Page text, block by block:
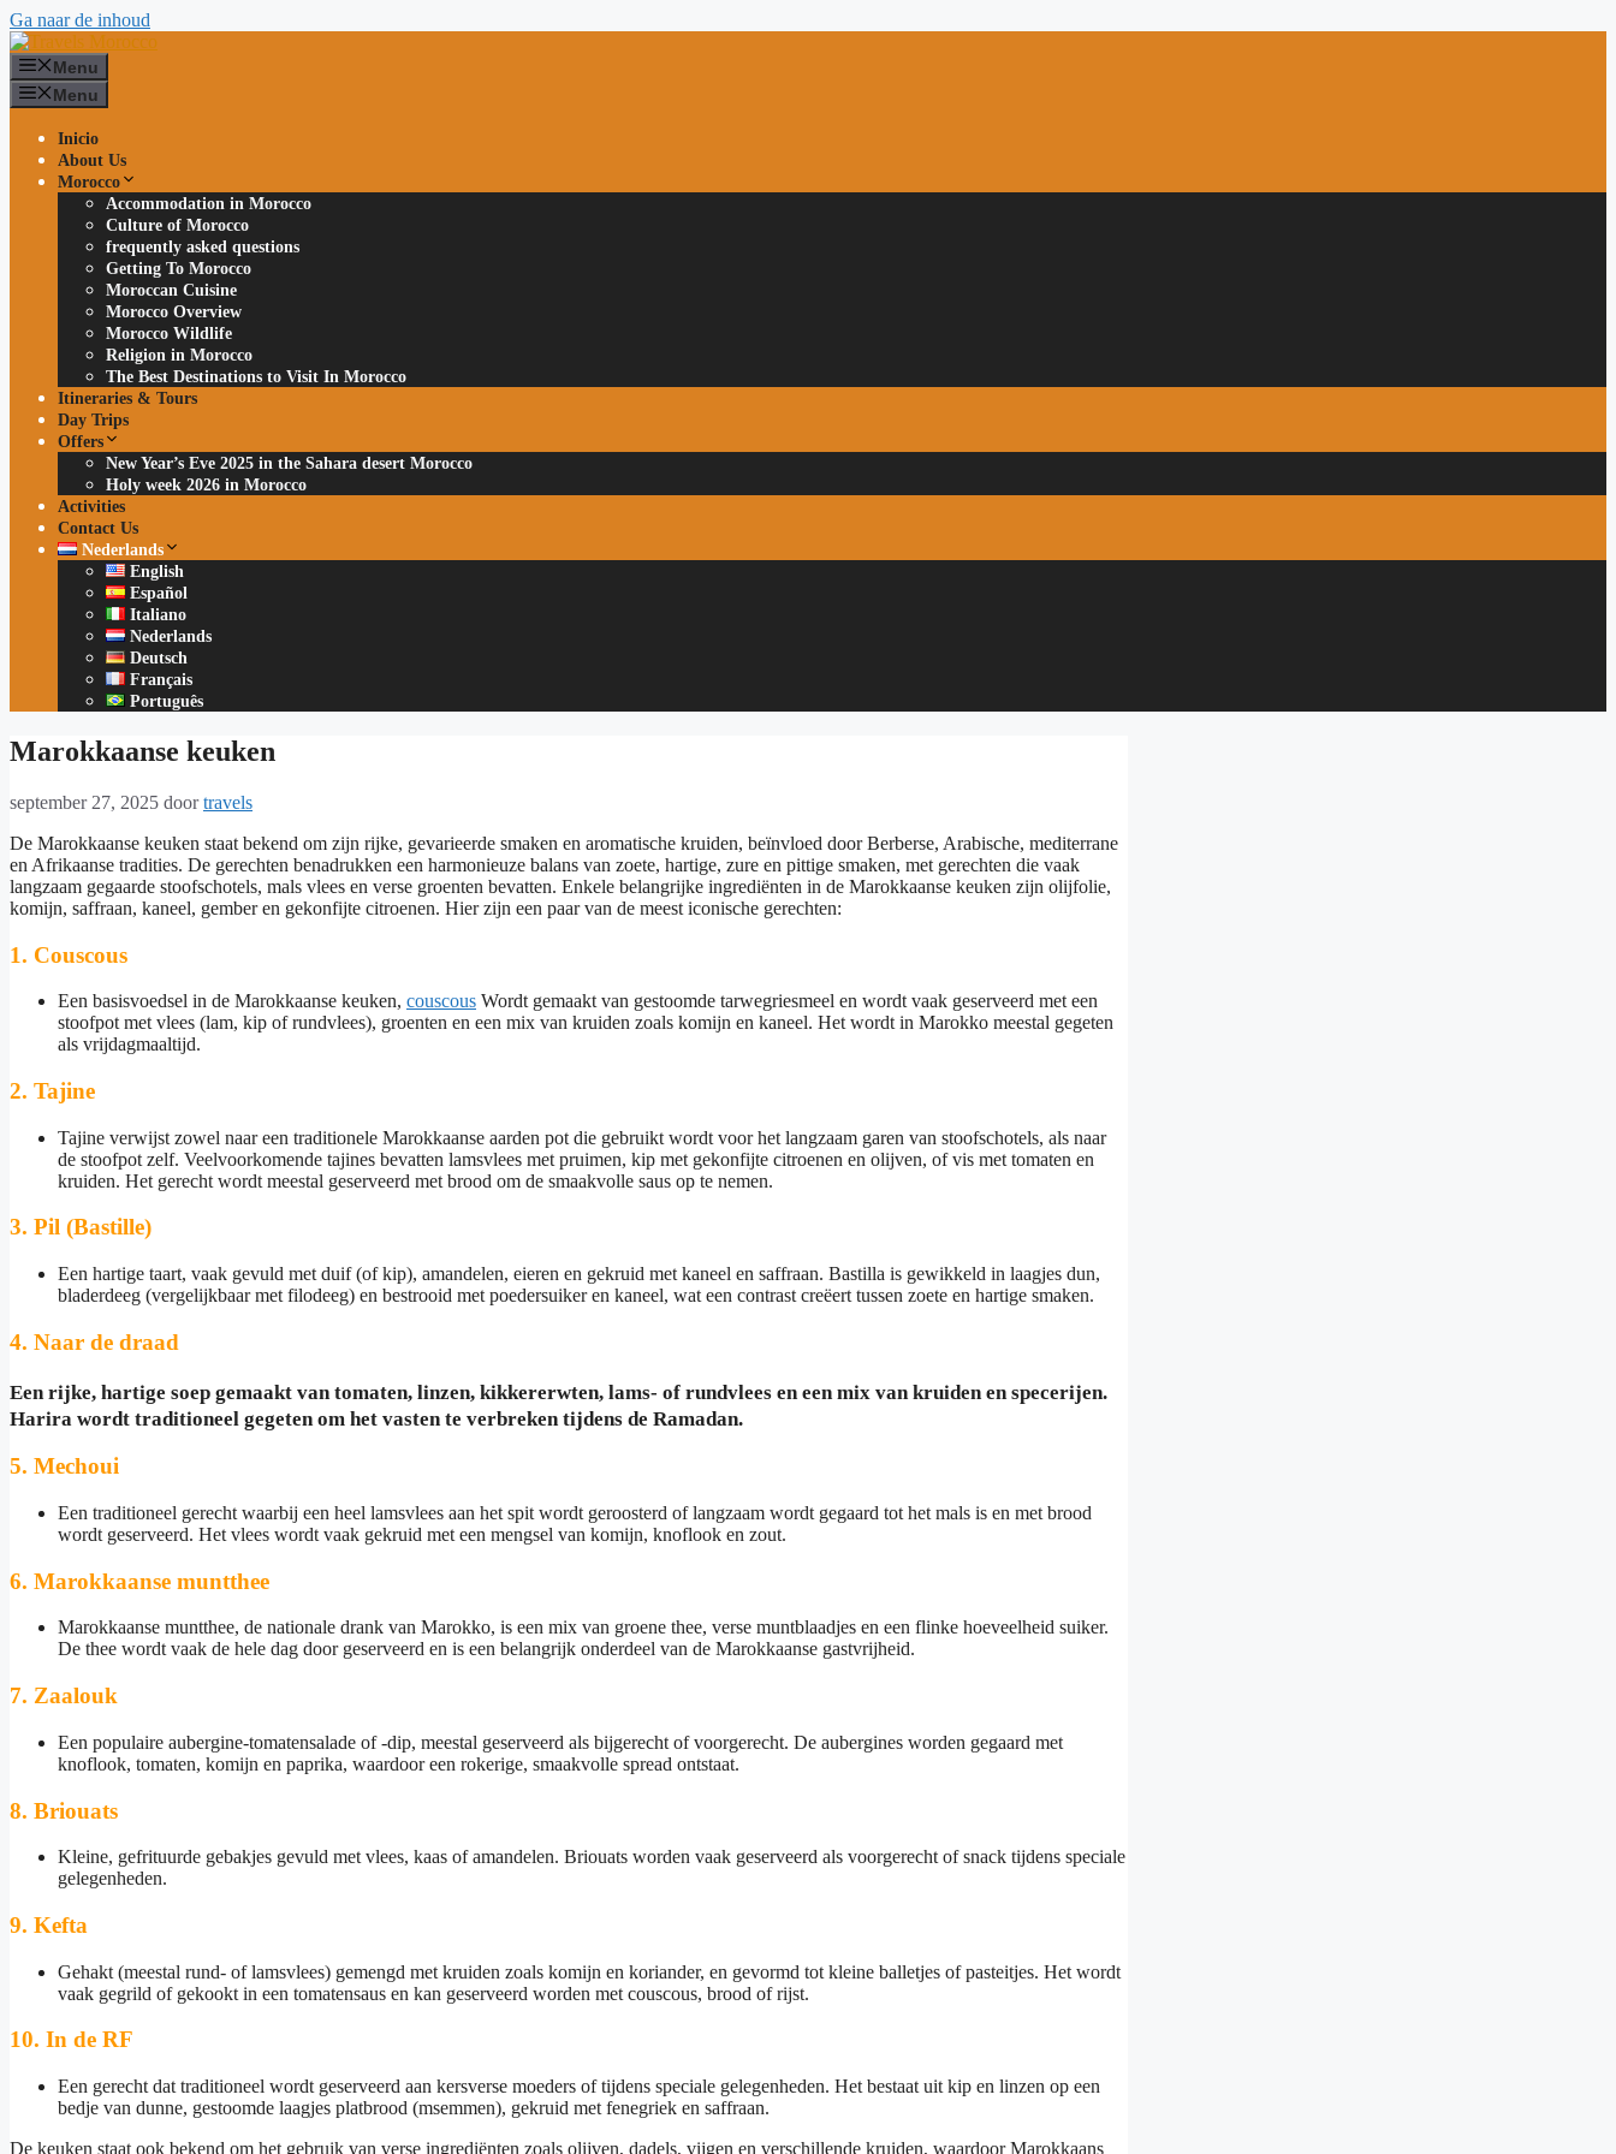
Ga naar de inhoud
Menu
Menu
Inicio
About Us
Morocco
Accommodation in Morocco
Culture of Morocco
frequently asked questions
Getting To Morocco
Moroccan Cuisine
Morocco Overview
Morocco Wildlife
Religion in Morocco
The Best Destinations to Visit In Morocco
Itineraries & Tours
Day Trips
Offers
New Year’s Eve 2025 in the Sahara desert Morocco
Holy week 2026 in Morocco
Activities
Contact Us
Nederlands
English
Español
Italiano
Nederlands
Deutsch
Français
Português
Marokkaanse keuken
september 27, 2025 doortravels
De Marokkaanse keuken staat bekend om zijn rijke, gevarieerde smaken en aromatische kruiden, beïnvloed door Berberse, Arabische, mediterrane
en Afrikaanse tradities. De gerechten benadrukken een harmonieuze balans van zoete, hartige, zure en pittige smaken, met gerechten die vaak
langzaam gegaarde stoofschotels, mals vlees en verse groenten bevatten. Enkele belangrijke ingrediënten in de Marokkaanse keuken zijn olijfolie,
komijn, saffraan, kaneel, gember en gekonfijte citroenen. Hier zijn een paar van de meest iconische gerechten:
1. Couscous
Een basisvoedsel in de Marokkaanse keuken, couscous Wordt gemaakt van gestoomde tarwegriesmeel en wordt vaak geserveerd met een
stoofpot met vlees (lam, kip of rundvlees), groenten en een mix van kruiden zoals komijn en kaneel. Het wordt in Marokko meestal gegeten
als vrijdagmaaltijd.
2. Tajine
Tajine verwijst zowel naar een traditionele Marokkaanse aarden pot die gebruikt wordt voor het langzaam garen van stoofschotels, als naar
de stoofpot zelf. Veelvoorkomende tajines bevatten lamsvlees met pruimen, kip met gekonfijte citroenen en olijven, of vis met tomaten en
kruiden. Het gerecht wordt meestal geserveerd met brood om de smaakvolle saus op te nemen.
3. Pil (Bastille)
Een hartige taart, vaak gevuld met duif (of kip), amandelen, eieren en gekruid met kaneel en saffraan. Bastilla is gewikkeld in laagjes dun,
bladerdeeg (vergelijkbaar met filodeeg) en bestrooid met poedersuiker en kaneel, wat een contrast creëert tussen zoete en hartige smaken.
4. Naar de draad
Een rijke, hartige soep gemaakt van tomaten, linzen, kikkererwten, lams- of rundvlees en een mix van kruiden en specerijen.
Harira wordt traditioneel gegeten om het vasten te verbreken tijdens de Ramadan.
5. Mechoui
Een traditioneel gerecht waarbij een heel lamsvlees aan het spit wordt geroosterd of langzaam wordt gegaard tot het mals is en met brood
wordt geserveerd. Het vlees wordt vaak gekruid met een mengsel van komijn, knoflook en zout.
6. Marokkaanse muntthee
Marokkaanse muntthee, de nationale drank van Marokko, is een mix van groene thee, verse muntblaadjes en een flinke hoeveelheid suiker.
De thee wordt vaak de hele dag door geserveerd en is een belangrijk onderdeel van de Marokkaanse gastvrijheid.
7. Zaalouk
Een populaire aubergine-tomatensalade of -dip, meestal geserveerd als bijgerecht of voorgerecht. De aubergines worden gegaard met
knoflook, tomaten, komijn en paprika, waardoor een rokerige, smaakvolle spread ontstaat.
8. Briouats
Kleine, gefrituurde gebakjes gevuld met vlees, kaas of amandelen. Briouats worden vaak geserveerd als voorgerecht of snack tijdens speciale
gelegenheden.
9. Kefta
Gehakt (meestal rund- of lamsvlees) gemengd met kruiden zoals komijn en koriander, en gevormd tot kleine balletjes of pasteitjes. Het wordt
vaak gegrild of gekookt in een tomatensaus en kan geserveerd worden met couscous, brood of rijst.
10. In de RF
Een gerecht dat traditioneel wordt geserveerd aan kersverse moeders of tijdens speciale gelegenheden. Het bestaat uit kip en linzen op een
bedje van dunne, gestoomde laagjes platbrood (msemmen), gekruid met fenegriek en saffraan.
De keuken staat ook bekend om het gebruik van verse ingrediënten zoals olijven, dadels, vijgen en verschillende kruiden, waardoor Marokkaans